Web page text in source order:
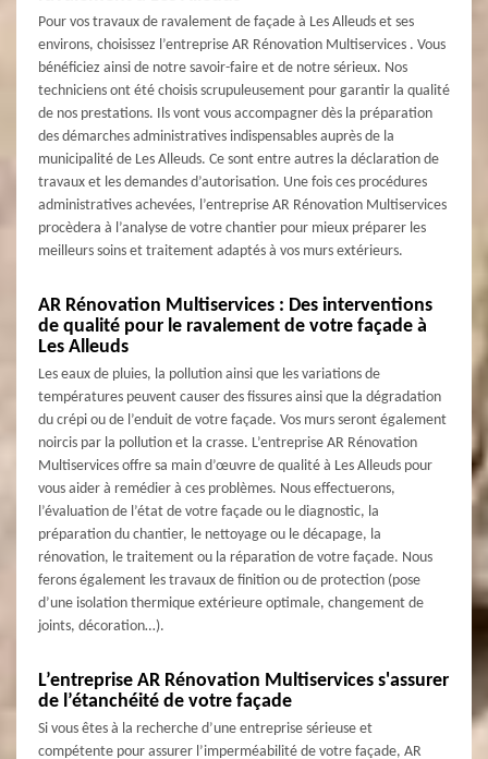
Pour vos travaux de ravalement de façade à Les Alleuds et ses
environs, choisissez l’entreprise AR Rénovation Multiservices . Vous
bénéficiez ainsi de notre savoir-faire et de notre sérieux. Nos
techniciens ont été choisis scrupuleusement pour garantir la qualité
de nos prestations. Ils vont vous accompagner dès la préparation
des démarches administratives indispensables auprès de la
municipalité de Les Alleuds. Ce sont entre autres la déclaration de
travaux et les demandes d’autorisation. Une fois ces procédures
administratives achevées, l’entreprise AR Rénovation Multiservices
procèdera à l’analyse de votre chantier pour mieux préparer les
meilleurs soins et traitement adaptés à vos murs extérieurs.
AR Rénovation Multiservices : Des interventions
de qualité pour le ravalement de votre façade à
Les Alleuds
Les eaux de pluies, la pollution ainsi que les variations de
températures peuvent causer des fissures ainsi que la dégradation
du crépi ou de l’enduit de votre façade. Vos murs seront également
noircis par la pollution et la crasse. L’entreprise AR Rénovation
Multiservices offre sa main d’œuvre de qualité à Les Alleuds pour
vous aider à remédier à ces problèmes. Nous effectuerons,
l’évaluation de l’état de votre façade ou le diagnostic, la
préparation du chantier, le nettoyage ou le décapage, la
rénovation, le traitement ou la réparation de votre façade. Nous
ferons également les travaux de finition ou de protection (pose
d’une isolation thermique extérieure optimale, changement de
joints, décoration…).
L’entreprise AR Rénovation Multiservices s'assurer
de l’étanchéité de votre façade
Si vous êtes à la recherche d’une entreprise sérieuse et
compétente pour assurer l’imperméabilité de votre façade, AR